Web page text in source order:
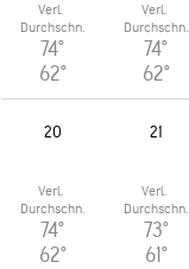
Verl.
Durchschn.
74°
62°
Verl.
Durchschn.
74°
62°
20
Verl.
Durchschn.
74°
62°
21
Verl.
Durchschn.
73°
61°